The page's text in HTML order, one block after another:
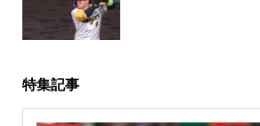
特集記事